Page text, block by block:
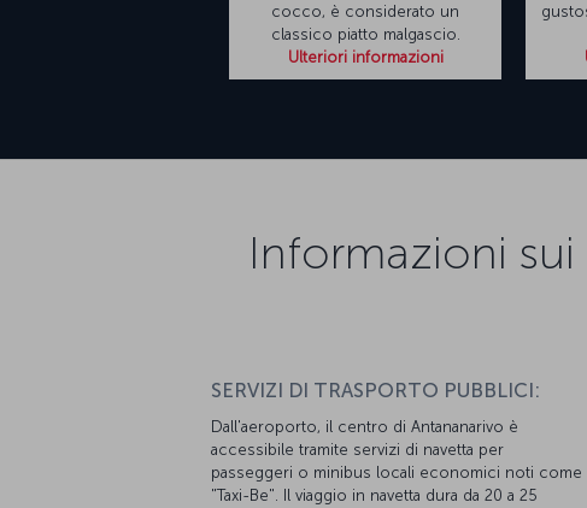
cocco, è considerato un
classico piatto malgascio.
Ulteriori informazioni
Informazioni
SERVIZI DI TRASPORTO PUBBLICI:
Dall'aeroporto, il centro di Antananarivo è
accessibile tramite servizi di navetta per
passeggeri o minibus locali economici noti come
"Taxi-Be". Il viaggio in navetta dura da 20 a 25